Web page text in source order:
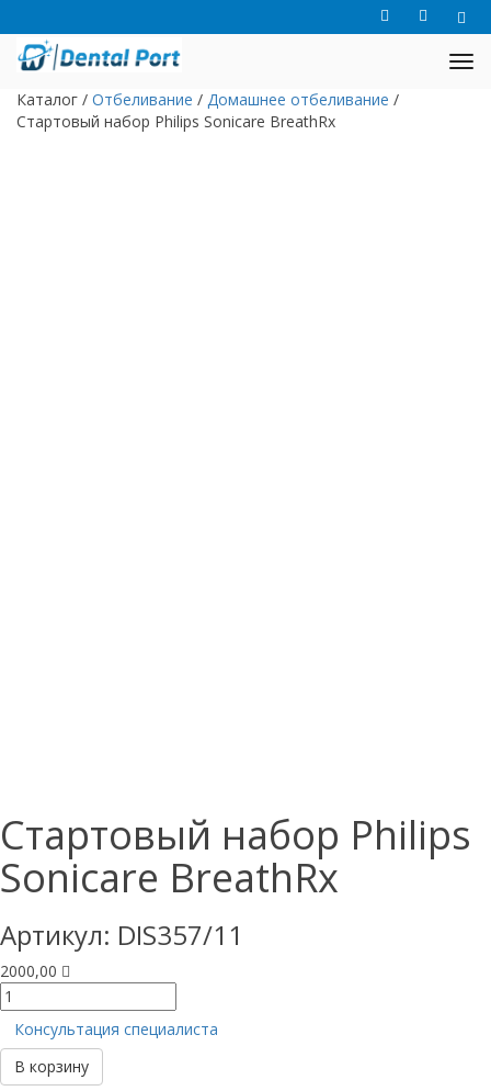
Каталог / Отбеливание / Домашнее отбеливание /
Стартовый набор Philips Sonicare BreathRx
Стартовый набор Philips
Sonicare BreathRx
Артикул: DIS357/11
2000,00
Количество
товара
Стартовый
набор
Philips
Консультация специалиста
В корзину